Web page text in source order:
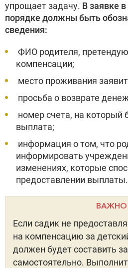
упрощает задачу. В заявке
порядке должны быть
сведения:
ФИО родителя,
компенсации;
место проживания
просьба о возврате
номер счета, на который
выплата;
информация о том, что
информировать
изменениях, которые
предоставлении выплаты.
ВАЖНО
Если садик не
на компенсацию за
должен будет составить
самостоятельно.